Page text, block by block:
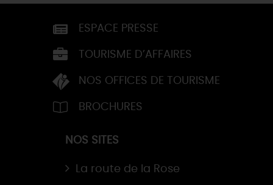
ESPACE PRESSE
TOURISME D’AFFAIRES
NOS OFFICES DE TOURISME
BROCHURES
NOS SITES
La route de la Rose